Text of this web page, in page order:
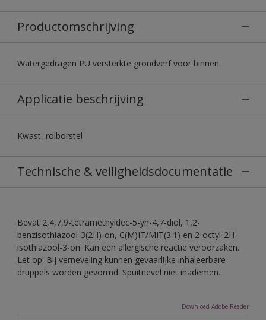
Productomschrijving
Watergedragen PU versterkte grondverf voor binnen.
Applicatie beschrijving
Kwast, rolborstel
Technische & veiligheidsdocumentatie
Bevat 2,4,7,9-tetramethyldec-5-yn-4,7-diol, 1,2-
benzisothiazool-3(2H)-on, C(M)IT/MIT(3:1) en 2-octyl-2H-
isothiazool-3-on. Kan een allergische reactie veroorzaken.
Let op! Bij verneveling kunnen gevaarlijke inhaleerbare
druppels worden gevormd. Spuitnevel niet inademen.
Download Adobe Reader